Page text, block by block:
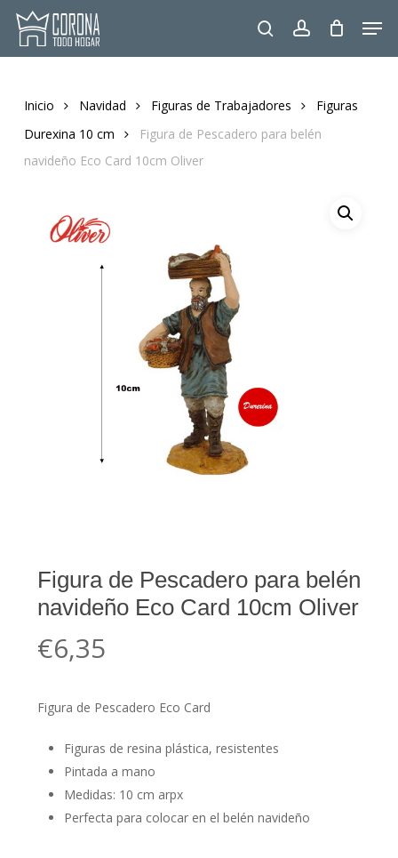
Skip
main
searchaccount
Inicio Navidad Figuras de Trabajadores
Figuras
Durexina 10 cm
Figura de Pescadero para belén
navideño Eco Card 10cm Oliver
Figura de Pescadero para belén
navideño Eco Card 10cm Oliver
€6,35
Figura de Pescadero Eco Card
Figuras de resina plástica, resistentes
Pintada a mano
Medidas: 10 cm arpx
Perfecta para colocar en el belén navideño